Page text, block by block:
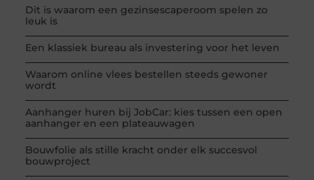
Dit is waarom een gezinsescaperoom spelen zo
leuk is
Een klassiek bureau als investering voor het leven
Waarom online vlees bestellen steeds gewoner
wordt
Aanhanger huren bij JobCar: kies tussen een open
aanhanger en een plateauwagen
Bouwfolie als stille kracht onder elk succesvol
bouwproject